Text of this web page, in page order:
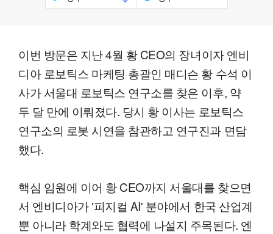
이번 방문은 지난 4월 황 CEO의 장녀이자 엔비
디아 로보틱스 마케팅 총괄인 매디슨 황 수석 이
사가 서울대 로보틱스 연구소를 찾은 이후, 약
두 달 만에 이뤄졌다. 당시 황 이사는 로보틱스
연구소의 로봇 시연을 참관하고 연구진과 면담
했다.
핵심 임원에 이어 황 CEO까지 서울대를 찾으면
서 엔비디아가 '피지컬 AI' 분야에서 한국 산업계
뿐 아니라 학계와도 협력에 나설지 주목된다. 엔